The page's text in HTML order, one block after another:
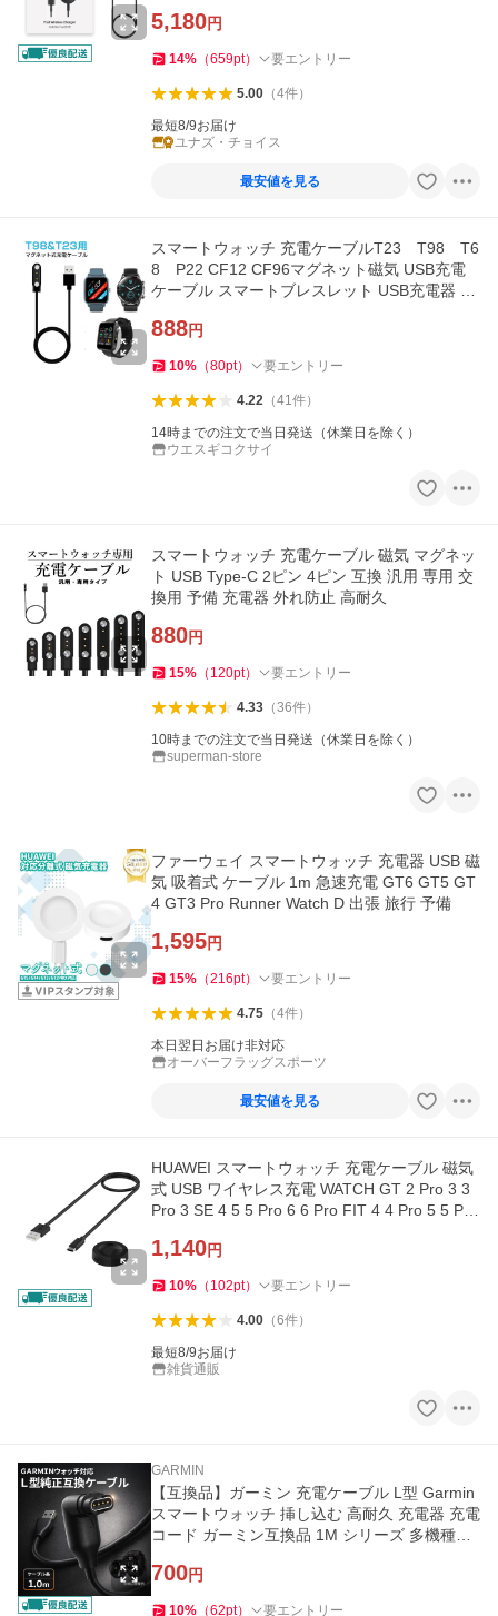
5,180円
14% （659pt） 要エントリー
5.00（4件）
最短8/9お届け
ユナズ・チョイス
最安値を見る
スマートウォッチ 充電ケーブルT23 T98 T6
8 P22 CF12 CF96マグネット磁気 USB充電
ケーブル スマートブレスレット USB充電器 送
888円
10% （80pt） 要エントリー
4.22（41件）
14時までの注文で当日発送（休業日を除く）
ウエスギコクサイ
スマートウォッチ 充電ケーブル 磁気 マグネッ
ト USB Type-C 2ピン 4ピン 互換 汎用 専用 交
換用 予備 充電器 外れ防止 高耐久
880円
15% （ 120pt） 要エントリー
4.33（36件）
10時までの注文で当日発送（休業日を除く）
superman-store
ファーウェイ スマートウォッチ 充電器 USB 磁
気 吸着式 ケーブル 1m 急速充電 GT6 GT5 GT
4 GT3 Pro Runner Watch D 出張 旅行 予備
1,595円
15% （216pt） 要エントリー
4.75（4件）
本日翌日お届け非対応
オーバーフラッグスポーツ
最安値を見る
HUAWEI スマートウォッチ 充電ケーブル 磁気
式 USB ワイヤレス充電 WATCH GT 2 Pro 3 3
Pro 3 SE 4 5 5 Pro 6 6 Pro FIT 4 4 Pro 5 5 Pro
1,140円
10% （ 102pt） 要エントリー
4.00（6件）
最短8/9お届け
雑貨通販
GARMIN
【互換品】ガーミン 充電ケーブル L型 Garmin
スマートウォッチ 挿し込む 高耐久 充電器 充電
コード ガーミン互換品 1M シリーズ 多機種対
700円
10% （62pt） 要エントリー